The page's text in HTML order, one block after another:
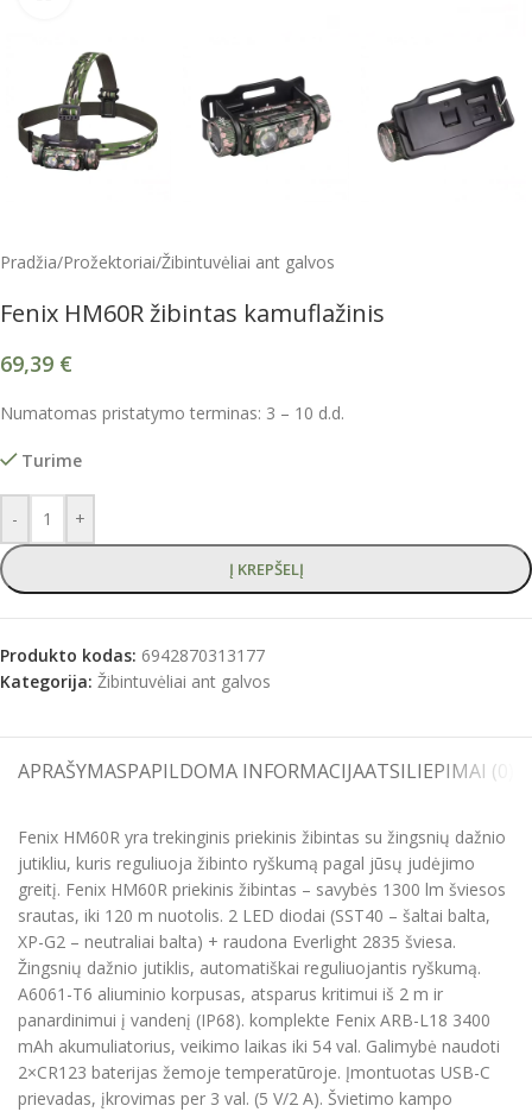
Pradžia/Prožektoriai/Žibintuvėliai ant galvos
Fenix HM60R žibintas kamuflažinis
69,39 €
Numatomas pristatymo terminas: 3 – 10 d.d.
Turime
- +
Į KREPŠELĮ
Produkto kodas: 6942870313177
Kategorija: Žibintuvėliai ant galvos
APRAŠYMASPAPILDOMA INFORMACIJAATSILIEPIMAI (0)
Fenix HM60R yra trekinginis priekinis žibintas su žingsnių dažnio
jutikliu, kuris reguliuoja žibinto ryškumą pagal jūsų judėjimo
greitį. Fenix HM60R priekinis žibintas – savybės 1300 lm šviesos
srautas, iki 120 m nuotolis. 2 LED diodai (SST40 – šaltai balta,
XP-G2 – neutraliai balta) + raudona Everlight 2835 šviesa.
Žingsnių dažnio jutiklis, automatiškai reguliuojantis ryškumą.
A6061-T6 aliuminio korpusas, atsparus kritimui iš 2 m ir
panardinimui į vandenį (IP68). komplekte Fenix ARB-L18 3400
mAh akumuliatorius, veikimo laikas iki 54 val. Galimybė naudoti
2×CR123 baterijas žemoje temperatūroje. Įmontuotas USB-C
prievadas, įkrovimas per 3 val. (5 V/2 A). Švietimo kampo